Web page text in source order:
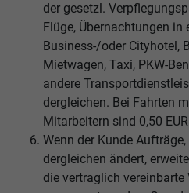
der gesetzl.
Flüge, Übernachtungen in
Business-/oder Cityhotel,
Mietwagen, Taxi, PKW-
andere
dergleichen. Bei Fahrten
Mitarbeitern sind 0,50
Wenn der Kunde
dergleichen ändert,
die vertraglich